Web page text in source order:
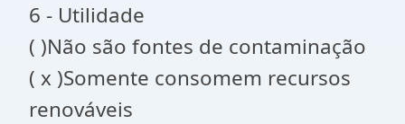
6 - Utilidade
( )Não são fontes de contaminação
( x )Somente consomem recursos
renováveis